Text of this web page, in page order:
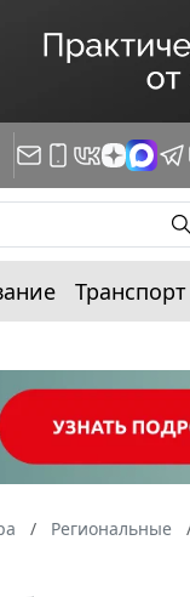
Транспорт
Региональные